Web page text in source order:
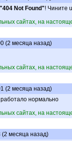
"404 Not Found"! Чините
сайтах, на
(2 месяца назад)
сайтах, на
(2 месяца назад)
работало нормально
сайтах, на
месяца назад)